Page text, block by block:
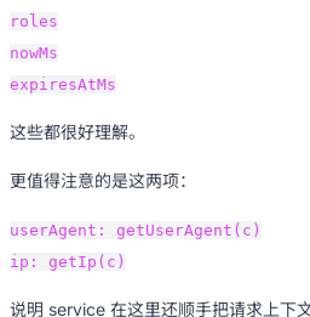
roles
nowMs
expiresAtMs
这些都很好理解。
更值得注意的是这两项：
userAgent: getUserAgent(c)
ip: getIp(c)
说明 service 在这里还顺手把请求上下